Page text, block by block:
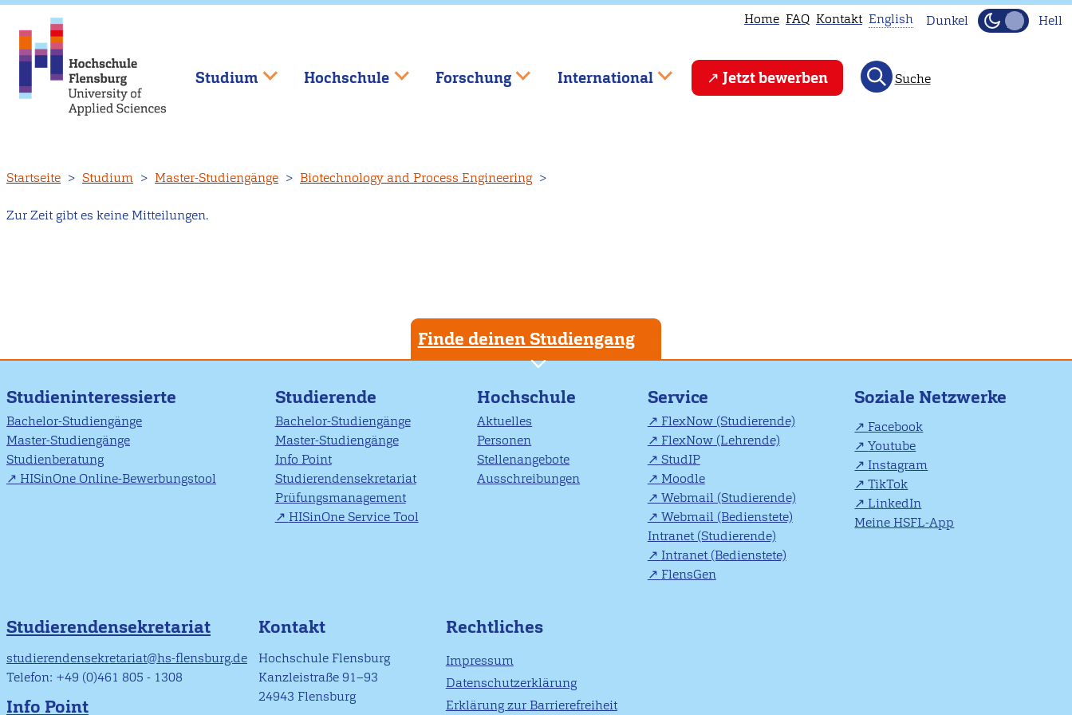
zum
Inhalt
Home FAQ Kontakt
This
page
instead.
English Dunkel Hell
Studium Hochschule Forschung International Jetzt bewerben Suche
Startseite Studium Master-Studiengänge Biotechnology and Process Engineering
Zur Zeit gibt es keine Mitteilungen.
Finde deinen Studiengang
Studieninteressierte
Bachelor-Studiengänge
Master-Studiengänge
Studienberatung
HISinOne Online-Bewerbungstool
Studierende
Bachelor-Studiengänge
Master-Studiengänge
Info Point
Studierendensekretariat
Prüfungsmanagement
HISinOne Service Tool
Hochschule
Aktuelles
Personen
Stellenangebote
Ausschreibungen
Service
FlexNow (Studierende)
FlexNow (Lehrende)
StudIP
Moodle
Webmail (Studierende)
Webmail (Bedienstete)
Intranet (Studierende)
Intranet (Bedienstete)
FlensGen
Soziale Netzwerke
Facebook
Youtube
Instagram
TikTok
LinkedIn
Meine HSFL-App
Studierendensekretariat
studierendensekretariat@hs-flensburg.de
Telefon: +49 (0)461 805 - 1308
Info Point
Kontakt
Hochschule Flensburg
Kanzleistraße 91–93
24943 Flensburg
Rechtliches
Impressum
Datenschutzerklärung
Erklärung zur Barrierefreiheit